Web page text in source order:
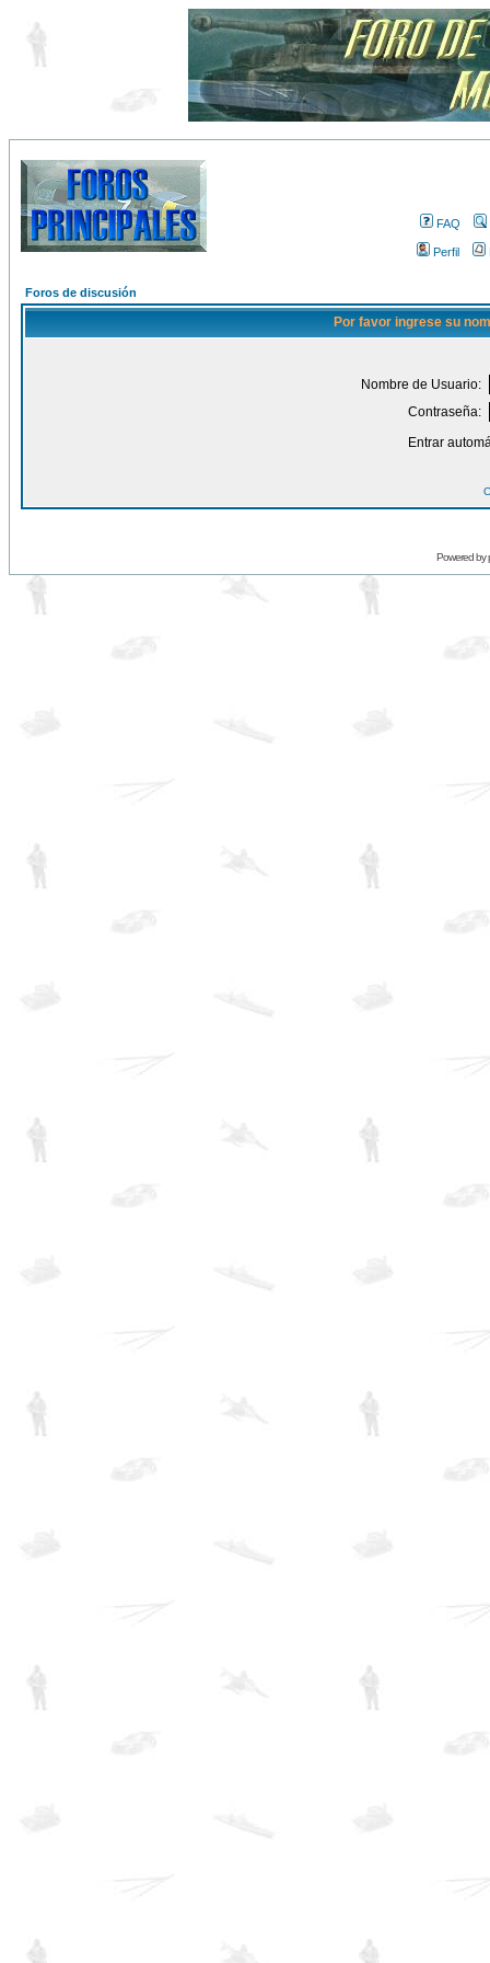
FAQ
Perfil
Foros de discusión
Por favor ingrese su
Nombre de Usuario:
Contraseña:
Entrar
Powered by